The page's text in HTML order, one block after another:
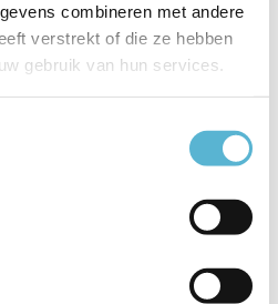
combineren met andere
verstrekt of die ze hebben
gebruik van hun services.
9002759114763
F